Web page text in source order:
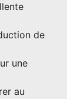
de
une
au